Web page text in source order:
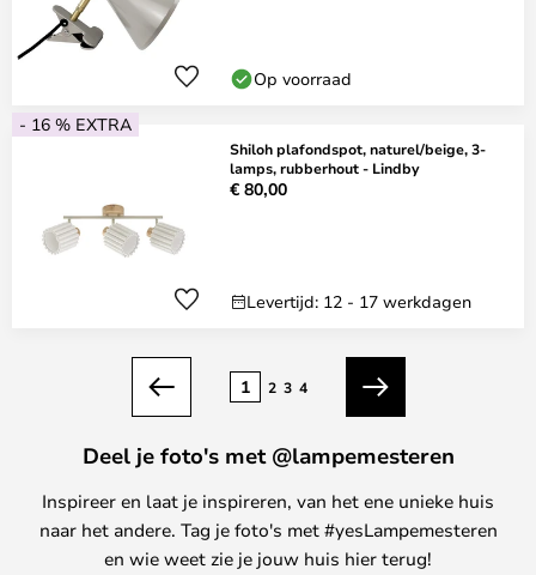
Op voorraad
- 16 % EXTRA
Shiloh plafondspot, naturel/beige, 3-
lamps, rubberhout - Lindby
€ 80,00
Levertijd: 12 - 17 werkdagen
Vorige
1 2 3 4
Volgende
Deel je foto's met @lampemesteren
Inspireer en laat je inspireren, van het ene unieke huis
naar het andere. Tag je foto's met #yesLampemesteren
en wie weet zie je jouw huis hier terug!